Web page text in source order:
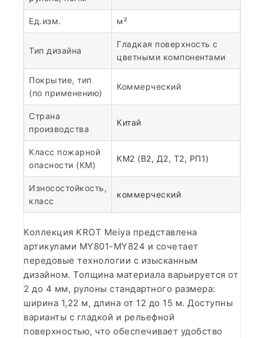
Ед.изм. м²
Тип дизайна
Гладкая поверхность с
цветными компонентами
Покрытие, тип
(по применению)
Коммерческий
Страна
производства
Китай
Класс пожарной
опасности (КМ)
КМ2 (В2, Д2, Т2, РП1)
Износостойкость,
класс
коммерческий
Коллекция KROT Meiya представлена
артикулами MY801-MY824 и сочетает
передовые технологии с изысканным
дизайном. Толщина материала варьируется от
2 до 4 мм, рулоны стандартного размера:
ширина 1,22 м, длина от 12 до 15 м. Доступны
варианты с гладкой и рельефной
поверхностью, что обеспечивает удобство